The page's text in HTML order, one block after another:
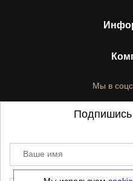
Мы в
©2021-2026 -
Подпишись
Ваше имя